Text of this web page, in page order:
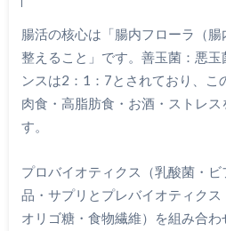
腸活の核心は「腸内フローラ（
整えること」です。善玉菌：悪
ンスは2：1：7とされており、こ
肉食・高脂肪食・お酒・ストレ
す。
プロバイオティクス（乳酸菌・
品・サプリとプレバイオティク
オリゴ糖・食物繊維）を組み合わ